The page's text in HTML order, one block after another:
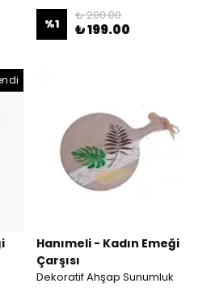
%1
₺ 200.00
₺ 199.00
Hanımeli - Kadın Emeği
Çarşısı
Dekoratif Ahşap Sunumluk